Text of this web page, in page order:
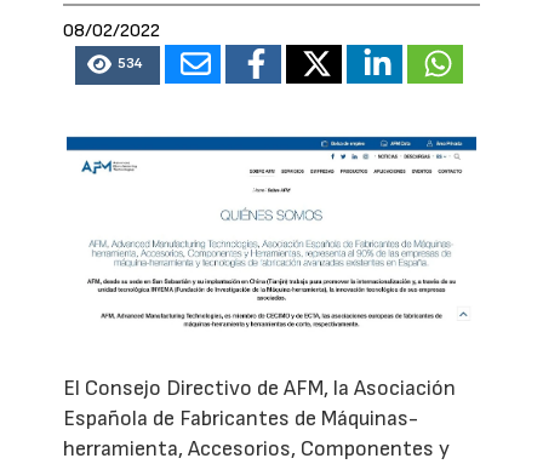
08/02/2022
534
El Consejo Directivo de AFM, la Asociación
Española de Fabricantes de Máquinas-
herramienta, Accesorios, Componentes y